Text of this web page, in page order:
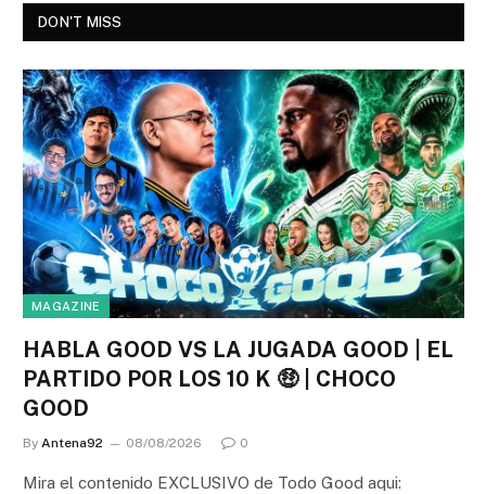
DON'T MISS
MAGAZINE
HABLA GOOD VS LA JUGADA GOOD | EL
PARTIDO POR LOS 10 K 🤑 | CHOCO
GOOD
By Antena92 08/08/2026 0
Mira el contenido EXCLUSIVO de Todo Good aqui: